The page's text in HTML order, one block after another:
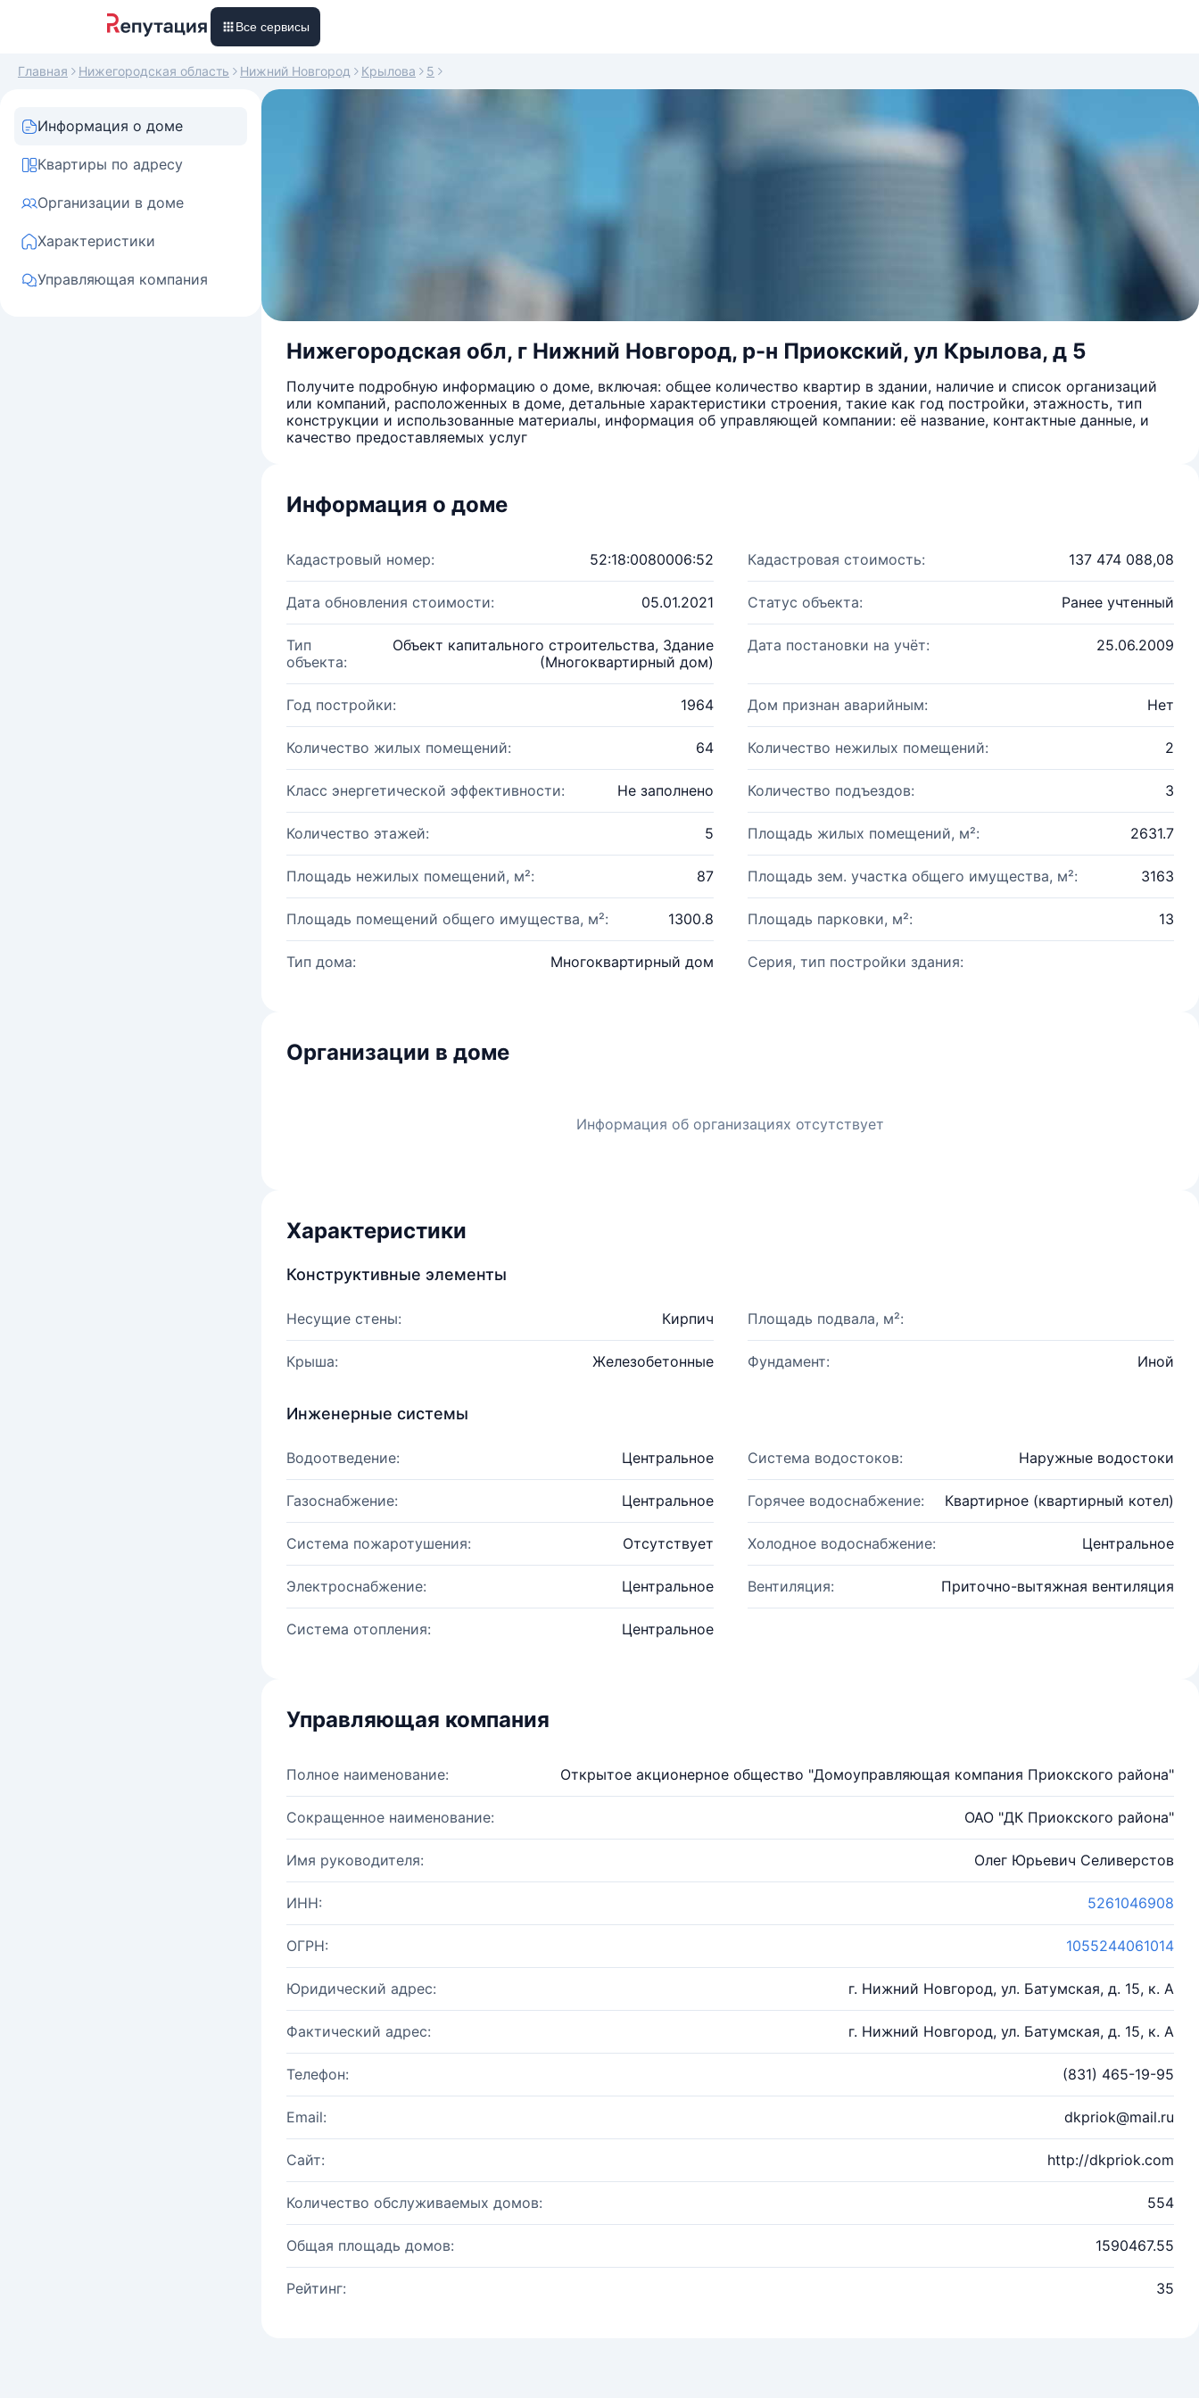
Все сервисы
Главная Нижегородская область Нижний Новгород Крылова 5
Информация о доме
Квартиры по адресу
Организации в доме
Характеристики
Управляющая компания
Нижегородская обл, г Нижний Новгород, р-н Приокский, ул Крылова, д 5
Получите подробную информацию о доме, включая: общее количество квартир в здании, наличие и список организаций
или компаний, расположенных в доме, детальные характеристики строения, такие как год постройки, этажность, тип
конструкции и использованные материалы, информация об управляющей компании: её название, контактные данные, и
качество предоставляемых услуг
Информация о доме
Кадастровый номер: 52:18:0080006:52 Кадастровая стоимость: 137 474 088,08
Дата обновления стоимости: 05.01.2021 Статус объекта: Ранее учтенный
Тип
объекта:
Объект капитального строительства, Здание
(Многоквартирный дом)
Дата постановки на учёт: 25.06.2009
Год постройки: 1964 Дом признан аварийным: Нет
Количество жилых помещений: 64 Количество нежилых помещений: 2
Класс энергетической эффективности: Не заполнено Количество подъездов: 3
Количество этажей: 5 Площадь жилых помещений, м²: 2631.7
Площадь нежилых помещений, м²: 87 Площадь зем. участка общего имущества, м²: 3163
Площадь помещений общего имущества, м²: 1300.8 Площадь парковки, м²: 13
Тип дома: Многоквартирный дом Серия, тип постройки здания:
Организации в доме
Информация об организациях отсутствует
Характеристики
Конструктивные элементы
Несущие стены: Кирпич Площадь подвала, м²:
Крыша: Железобетонные Фундамент: Иной
Инженерные системы
Водоотведение: Центральное Система водостоков: Наружные водостоки
Газоснабжение: Центральное Горячее водоснабжение: Квартирное (квартирный котел)
Система пожаротушения: Отсутствует Холодное водоснабжение: Центральное
Электроснабжение: Центральное Вентиляция: Приточно-вытяжная вентиляция
Система отопления: Центральное
Управляющая компания
Полное наименование: Открытое акционерное общество "Домоуправляющая компания Приокского района"
Сокращенное наименование: ОАО "ДК Приокского района"
Имя руководителя: Олег Юрьевич Селиверстов
ИНН: 5261046908
ОГРН: 1055244061014
Юридический адрес: г. Нижний Новгород, ул. Батумская, д. 15, к. А
Фактический адрес: г. Нижний Новгород, ул. Батумская, д. 15, к. А
Телефон: (831) 465-19-95
Email: dkpriok@mail.ru
Сайт: http://dkpriok.com
Количество обслуживаемых домов: 554
Общая площадь домов: 1590467.55
Рейтинг: 35